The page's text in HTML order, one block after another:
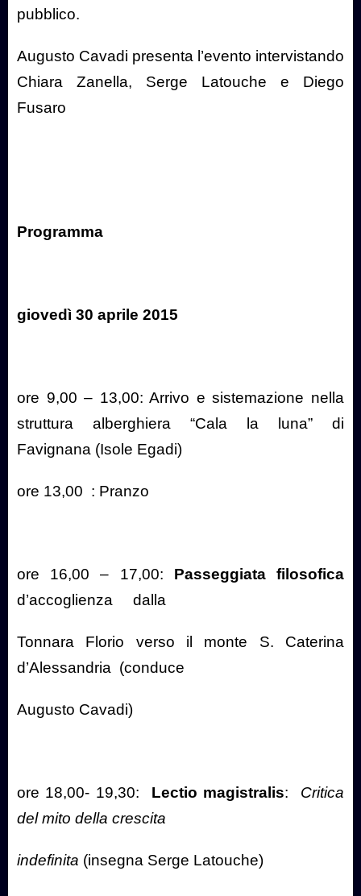
pubblico.
Augusto Cavadi presenta l’evento intervistando
Chiara Zanella, Serge Latouche e Diego
Fusaro
Programma
giovedì 30 aprile 2015
ore 9,00 – 13,00: Arrivo e sistemazione nella
struttura alberghiera “Cala la luna” di
Favignana (Isole Egadi)
ore 13,00 : Pranzo
ore 16,00 – 17,00: Passeggiata filosofica
d’accoglienza
dalla
Tonnara Florio verso il monte S. Caterina
d’Alessandria (conduce
Augusto Cavadi)
ore 18,00- 19,30: Lectio magistralis:
Critica
del mito della crescita
indefinita (insegna Serge Latouche)